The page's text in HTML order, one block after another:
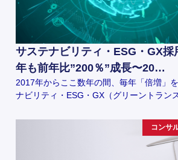
サステナビリティ・ESG・GX採
年も前年比”200％”成長〜20…
2017年からここ数年の間、毎年「倍増」
ナビリティ・ESG・GX（グリーントラン
コンサ